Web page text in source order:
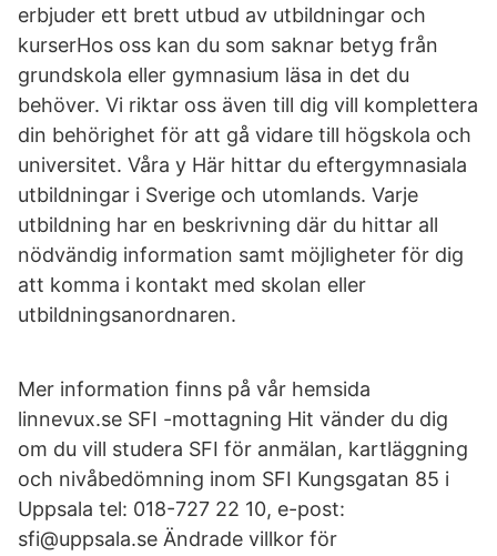
erbjuder ett brett utbud av utbildningar och
kurserHos oss kan du som saknar betyg från
grundskola eller gymnasium läsa in det du
behöver. Vi riktar oss även till dig vill komplettera
din behörighet för att gå vidare till högskola och
universitet. Våra y Här hittar du eftergymnasiala
utbildningar i Sverige och utomlands. Varje
utbildning har en beskrivning där du hittar all
nödvändig information samt möjligheter för dig
att komma i kontakt med skolan eller
utbildningsanordnaren.
Mer information finns på vår hemsida
linnevux.se SFI -mottagning Hit vänder du dig
om du vill studera SFI för anmälan, kartläggning
och nivåbedömning inom SFI Kungsgatan 85 i
Uppsala tel: 018-727 22 10, e-post:
sfi@uppsala.se Ändrade villkor för